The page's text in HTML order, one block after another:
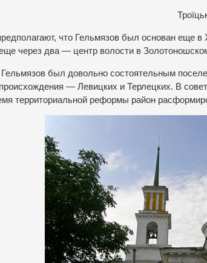
что Гельмязов был основан еще
через два — центр волости в
Гельмязов был довольно состоятельным
— Левицких и Терлецких. В
территориальной реформы район